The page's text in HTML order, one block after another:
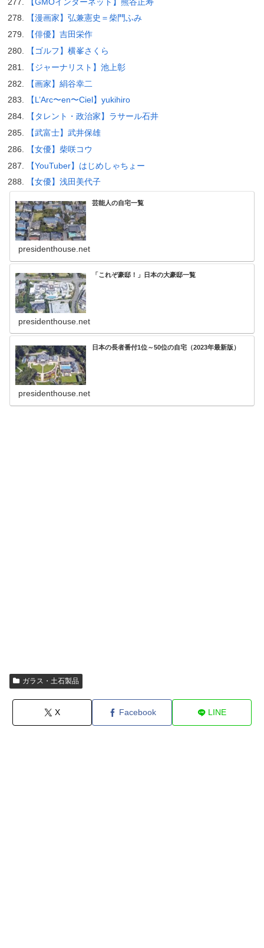
【漫画家】弘兼憲史＝柴門ふみ
【俳優】吉田栄作
【ゴルフ】横峯さくら
【ジャーナリスト】池上彰
【画家】絹谷幸二
【L’Arc〜en〜Ciel】yukihiro
【タレント・政治家】ラサール石井
【武富士】武井保雄
【女優】柴咲コウ
【YouTuber】はじめしゃちょー
【女優】浅田美代子
芸能人の自宅一覧
presidenthouse.net
「これぞ豪邸！」日本の大豪邸一覧
presidenthouse.net
日本の長者番付1位～50位の自宅（2023年最新版）
presidenthouse.net
ガラス・土石製品
X Facebook LINE